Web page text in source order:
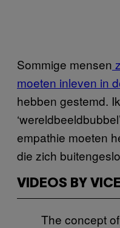
Sommige mensen
moeten inleven in
hebben gestemd.
empathie moeten
die zich
VIDEOS BY VICE
The concept